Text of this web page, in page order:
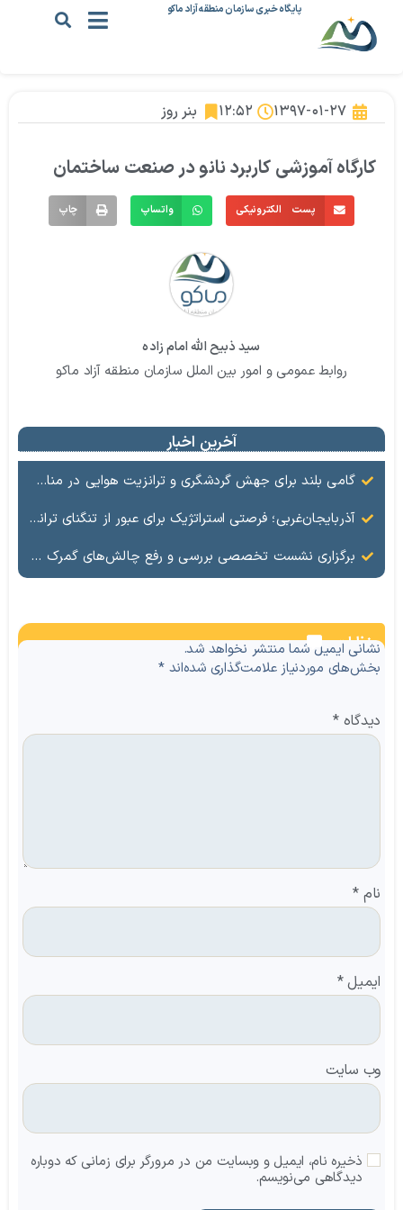
پایگاه خبری سازمان منطقه آزاد ماکو
۱۳۹۷-۰۱-۲۷ ۱۲:۵۲ بنر روز
کارگاه آموزشی کاربرد نانو در صنعت ساختمان
پست الکترونیکی واتساپ چاپ
سید ذبیح الله امام زاده
روابط عمومی و امور بین الملل سازمان منطقه آزاد ماکو
آخرین اخبار
گامی بلند برای جهش گردشگری و ترانزیت هوایی در مناطق آزاد؛ هم‌افزایی راهبردی «کیش‌ایر» و «شهر فرودگاهی امام خمینی‌(ره)»
آذربایجان‌غربی؛ فرصتی استراتژیک برای عبور از تنگنای ترانزیتی
برگزاری نشست تخصصی بررسی و رفع چالش‌های گمرک بازرگان با حضور مسئولان ملی و منطقه‌ای
نظرات
نشانی ایمیل شما منتشر نخواهد شد.
بخش‌های موردنیاز علامت‌گذاری شده‌اند*
دیدگاه*
نام *
ایمیل*
وب‌ سایت
ذخیره نام، ایمیل و وبسایت من در مرورگر برای زمانی که دوباره
دیدگاهی می‌نویسم.